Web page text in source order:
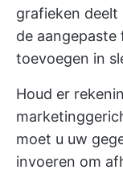
grafieken deelt
de
toevoegen in
Houd er
moet u uw
invoeren om